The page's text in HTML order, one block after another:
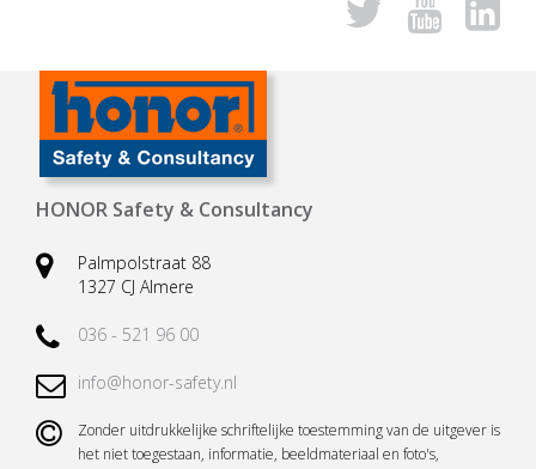
HONOR Safety & Consultancy
Palmpolstraat 88
1327 CJ Almere
036 - 521 96 00
info@honor-safety.nl
Zonder uitdrukkelijke schriftelijke toestemming van de uitgever is
het niet toegestaan, informatie, beeldmateriaal en foto's,